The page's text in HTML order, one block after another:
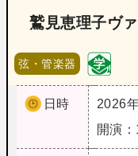
鷲見恵理子ヴ
弦・管楽器
日時
2026
開演